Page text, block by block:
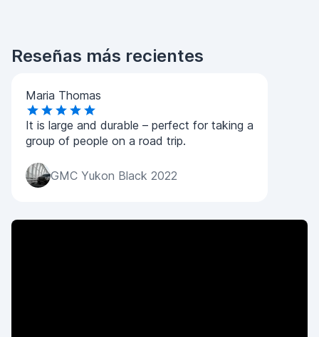
Reseñas más recientes
Maria Thomas
It is large and durable – perfect for taking a
group of people on a road trip.
GMC Yukon Black 2022